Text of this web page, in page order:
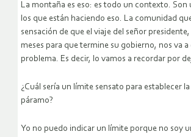
La montaña es eso: es todo un contexto. Son
los que están haciendo eso. La comunidad
sensación de que el viaje del señor
meses para que termine su gobierno, nos va
problema. Es decir, lo vamos a recordar por
¿Cuál sería un límite sensato para establecer
páramo?
Yo no puedo indicar un límite porque no soy